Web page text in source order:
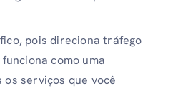
pois direciona tráfego
como uma
serviços que você